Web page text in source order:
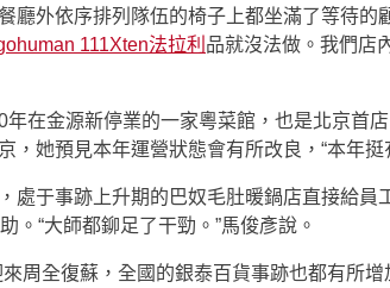
廳外依序排列隊伍的椅子上都坐滿了等待
111Xten法拉利 品就沒法做。我們店
年在金源新停業的一家粵菜館，也是北京首
，她預見本年運營狀態會有所改良，“本年挺
處于事跡上升期的巴奴毛肚暖鍋店直接給
。“大師都鉚足了干勁。”馬俊彥說。
周全復蘇，全國的銀泰百貨事跡也都有所